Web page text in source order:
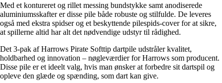
Med et kontureret og rillet messing bundstykke samt anodiserede
aluminiumsskafter er disse pile både robuste og stilfulde. De leveres
også med ekstra spidser og et beskyttende pilespids-cover for at sikre,
at spillerne altid har alt det nødvendige udstyr til rådighed.
Det 3-pak af Harrows Pirate Softtip dartpile udstråler kvalitet,
holdbarhed og innovation – nøgleværdier for Harrows som producent.
Disse pile er et ideelt valg, hvis man ønsker at forbedre sit dartspil og
opleve den glæde og spænding, som dart kan give.